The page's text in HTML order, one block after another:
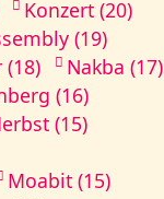
Konzert (20)
(19)
(18)
Nakba (17)
(16)
(15)
Moabit (15)